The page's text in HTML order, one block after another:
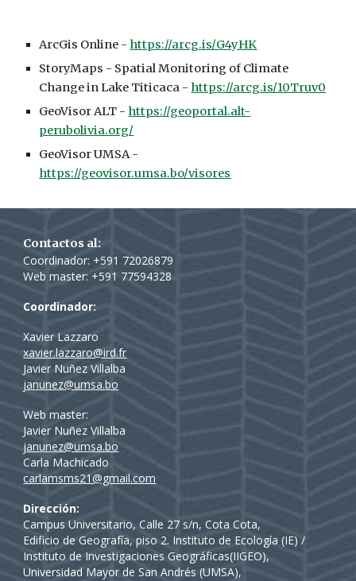
ArcGis Online - https://arcg.is/G4yHK
StoryMaps - Spatial Monitoring of Climate
Change in Lake Titicaca - https://arcg.is/10Truv0
GeoVisor ALT - https://geoportal.alt-
perubolivia.org/
GeoVisor UMSA -
https://geovisor.umsa.bo/visores
Contactos al:
Coordinador: +591 72026879
Web master: +591 77594328
Coordinador:
Xavier Lazzaro
xavier.lazzaro@ird.fr
Javier Nuñez Villalba
janunez@umsa.bo
Web master:
Javier Nuñez Villalba
janunez@umsa.bo
Carla Machicado
carlamsms21@gmail.com
Dirección:
Campus Universitario, Calle 27 s/n, Cota Cota,
Edificio de Geografía, piso 2. Instituto de Ecología (IE) /
Instituto de Investigaciones Geográficas(IIGEO),
Universidad Mayor de San Andrés (UMSA),